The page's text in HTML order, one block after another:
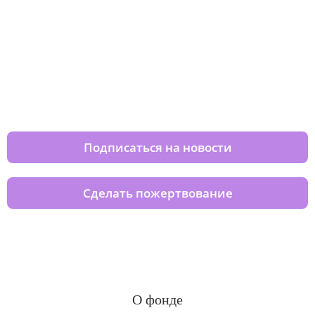
Подписаться на новости
Сделать пожертвование
О фонде